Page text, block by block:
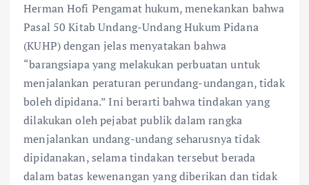
Herman Hofi Pengamat hukum, menekankan bahwa
Pasal 50 Kitab Undang-Undang Hukum Pidana
(KUHP) dengan jelas menyatakan bahwa
“barangsiapa yang melakukan perbuatan untuk
menjalankan peraturan perundang-undangan, tidak
boleh dipidana.” Ini berarti bahwa tindakan yang
dilakukan oleh pejabat publik dalam rangka
menjalankan undang-undang seharusnya tidak
dipidanakan, selama tindakan tersebut berada
dalam batas kewenangan yang diberikan dan tidak